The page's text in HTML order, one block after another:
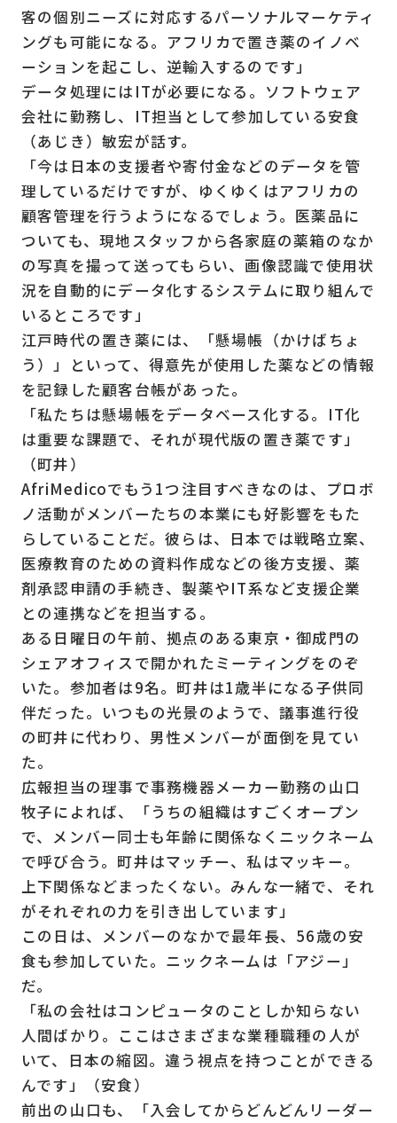
客の個別ニーズに対応するパーソナルマーケティ
ングも可能になる。アフリカで置き薬のイノベ
ーションを起こし、逆輸入するのです」
データ処理にはITが必要になる。ソフトウェア
会社に勤務し、IT担当として参加している安食
（あじき）敏宏が話す。
「今は日本の支援者や寄付金などのデータを管
理しているだけですが、ゆくゆくはアフリカの
顧客管理を行うようになるでしょう。医薬品に
ついても、現地スタッフから各家庭の薬箱のなか
の写真を撮って送ってもらい、画像認識で使用状
況を自動的にデータ化するシステムに取り組んで
いるところです」
江戸時代の置き薬には、「懸場帳（かけばちょ
う）」といって、得意先が使用した薬などの情報
を記録した顧客台帳があった。
「私たちは懸場帳をデータベース化する。IT化
は重要な課題で、それが現代版の置き薬です」
（町井）
AfriMedicoでもう1つ注目すべきなのは、プロボ
ノ活動がメンバーたちの本業にも好影響をもた
らしていることだ。彼らは、日本では戦略立案、
医療教育のための資料作成などの後方支援、薬
剤承認申請の手続き、製薬やIT系など支援企業
との連携などを担当する。
ある日曜日の午前、拠点のある東京・御成門の
シェアオフィスで開かれたミーティングをのぞ
いた。参加者は9名。町井は1歳半になる子供同
伴だった。いつもの光景のようで、議事進行役
の町井に代わり、男性メンバーが面倒を見てい
た。
広報担当の理事で事務機器メーカー勤務の山口
牧子によれば、「うちの組織はすごくオープン
で、メンバー同士も年齢に関係なくニックネーム
で呼び合う。町井はマッチー、私はマッキー。
上下関係などまったくない。みんな一緒で、それ
がそれぞれの力を引き出しています」
この日は、メンバーのなかで最年長、56歳の安
食も参加していた。ニックネームは「アジー」
だ。
「私の会社はコンピュータのことしか知らない
人間ばかり。ここはさまざまな業種職種の人が
いて、日本の縮図。違う視点を持つことができる
んです」（安食）
前出の山口も、「入会してからどんどんリーダー